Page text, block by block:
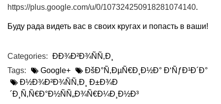
https://plus.google.com/u/0/107324250918281074140.
Буду рада видеть вас в своих кругах и попасть в ваши!
Categories: ÐÐ¾Ð²Ð¾ÑÑ‚Ð¸
Tags:
Google+
ÐšÐ°Ñ‚ÐµÑ€Ð¸Ð½Ð° Ð‘ÑƒÐ¹Ð´Ð°
Ð½Ð¾Ð²Ð¾ÑÑ‚Ð¸ Ð±Ð¾Ð
´Ð¸Ñ‚Ñ€Ð°Ð½ÑÑ„Ð¾Ñ€Ð¼Ð¸Ð½Ð³